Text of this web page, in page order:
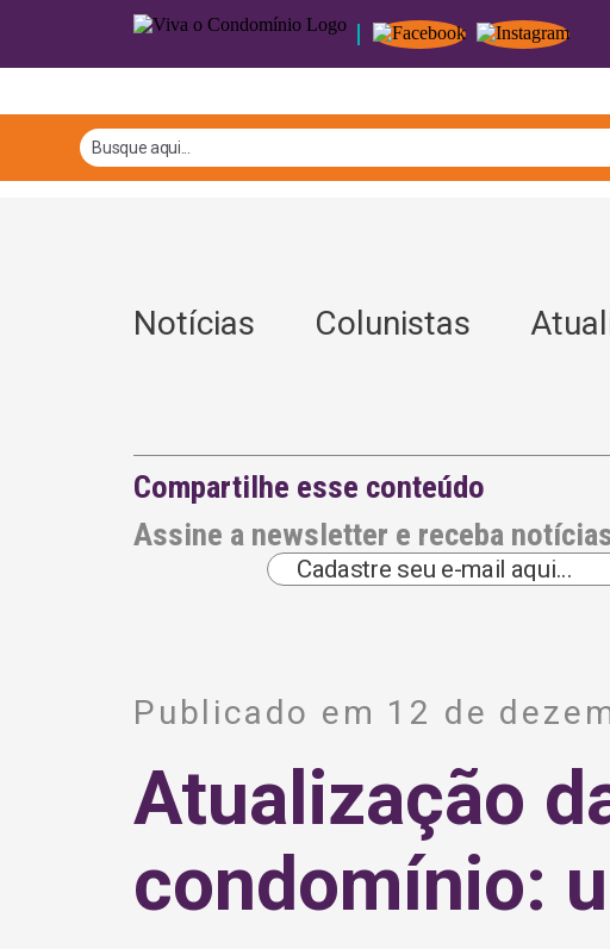
Notícias Colunistas
Compartilhe esse conteúdo
Assine a newsletter e receba
e
t
e
:
Publicado em 12 de
Atualização
condomínio: